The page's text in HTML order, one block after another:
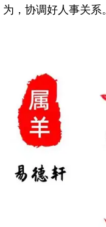
为，协调好人事关系。